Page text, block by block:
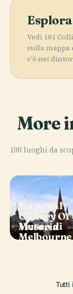
Vedi 101
sulla mappa
c'è nei
More
100 luoghi da
PLACE
National
Gallery Of
Victoria
PLACE
Museo di
Melbourne
Tutti